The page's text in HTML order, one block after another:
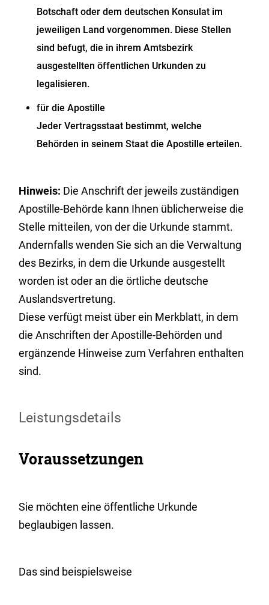
Botschaft oder dem deutschen Konsulat im
jeweiligen Land vorgenommen. Diese Stellen
sind befugt, die in ihrem Amtsbezirk
ausgestellten öffentlichen Urkunden zu
legalisieren.
für die Apostille
Jeder Vertragsstaat bestimmt, welche
Behörden in seinem Staat die Apostille erteilen.
Hinweis: Die Anschrift der jeweils zuständigen
Apostille-Behörde kann Ihnen üblicherweise die
Stelle mitteilen, von der die Urkunde stammt.
Andernfalls wenden Sie sich an die Verwaltung
des Bezirks, in dem die Urkunde ausgestellt
worden ist oder an die örtliche deutsche
Auslandsvertretung.
Diese verfügt meist über ein Merkblatt, in dem
die Anschriften der Apostille-Behörden und
ergänzende Hinweise zum Verfahren enthalten
sind.
Leistungsdetails
Voraussetzungen
Sie möchten eine öffentliche Urkunde
beglaubigen lassen.
Das sind beispielsweise